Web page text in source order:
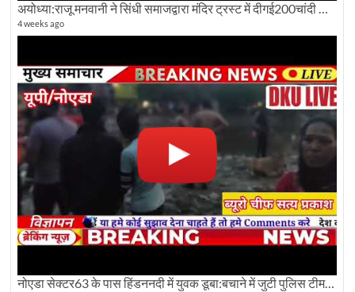
अयोध्या:राजू मनवानी ने सिंधी समाजद्वारा मंदिर ट्रस्ट में दीगई200चांदी की ईंटों पर सवाल का किया विरोध
4 weeks ago
नोएडा सेक्टर63 के पास हिंडननदी में युवक डूबा:बचाने में जुटी पुलिस टीम: देखिए पूरी ग्राउंड रिपोर्टिंग